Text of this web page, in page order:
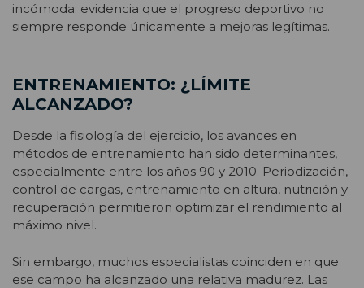
incómoda: evidencia que el progreso deportivo no
siempre responde únicamente a mejoras legítimas.
ENTRENAMIENTO: ¿LÍMITE
ALCANZADO?
Desde la fisiología del ejercicio, los avances en
métodos de entrenamiento han sido determinantes,
especialmente entre los años 90 y 2010. Periodización,
control de cargas, entrenamiento en altura, nutrición y
recuperación permitieron optimizar el rendimiento al
máximo nivel.
Sin embargo, muchos especialistas coinciden en que
ese campo ha alcanzado una relativa madurez. Las